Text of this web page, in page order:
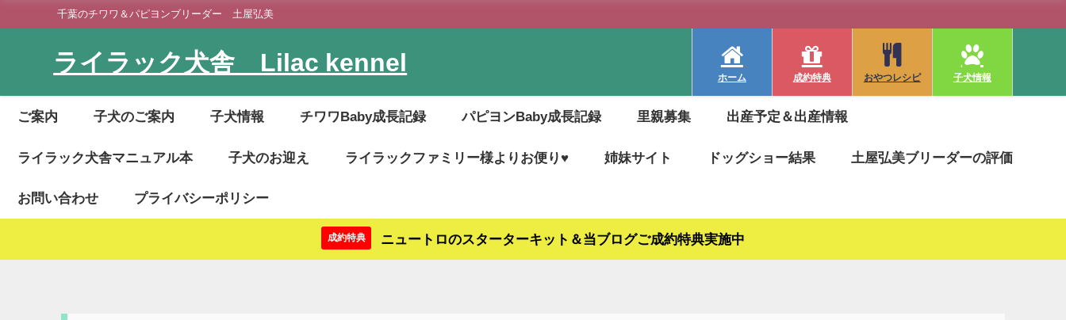
千葉のチワワ＆パピヨンブリーダー 土屋弘美
ライラック犬舎 Lilac kennel
ホーム 成約特典 おやつレシピ 子犬情報
ご案内 子犬のご案内 子犬情報 チワワBaby成長記録 パピヨンBaby成長記録 里親募集 出産予定＆出産情報
ライラック犬舎マニュアル本 子犬のお迎え ライラックファミリー様よりお便り♥ 姉妹サイト ドッグショー結果 土屋弘美ブリーダーの評価
お問い合わせ プライバシーポリシー
成約特典 ニュートロのスターターキット＆当ブログご成約特典実施中